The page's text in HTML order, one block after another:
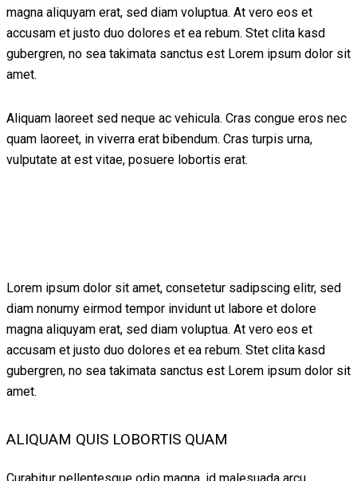
magna aliquyam erat, sed diam voluptua. At vero eos et
accusam et justo duo dolores et ea rebum. Stet clita kasd
gubergren, no sea takimata sanctus est Lorem ipsum dolor sit
amet.
Aliquam laoreet sed neque ac vehicula. Cras congue eros nec
quam laoreet, in viverra erat bibendum. Cras turpis urna,
vulputate at est vitae, posuere lobortis erat.
Lorem ipsum dolor sit amet, consetetur sadipscing elitr, sed
diam nonumy eirmod tempor invidunt ut labore et dolore
magna aliquyam erat, sed diam voluptua. At vero eos et
accusam et justo duo dolores et ea rebum. Stet clita kasd
gubergren, no sea takimata sanctus est Lorem ipsum dolor sit
amet.
ALIQUAM QUIS LOBORTIS QUAM
Curabitur pellentesque odio magna, id malesuada arcu